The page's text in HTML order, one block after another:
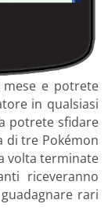
mese e potrete
in qualsiasi
potrete sfidare
di tre Pokémon
volta terminate
riceveranno
rari